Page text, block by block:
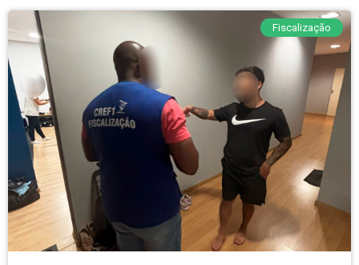
Fiscalização